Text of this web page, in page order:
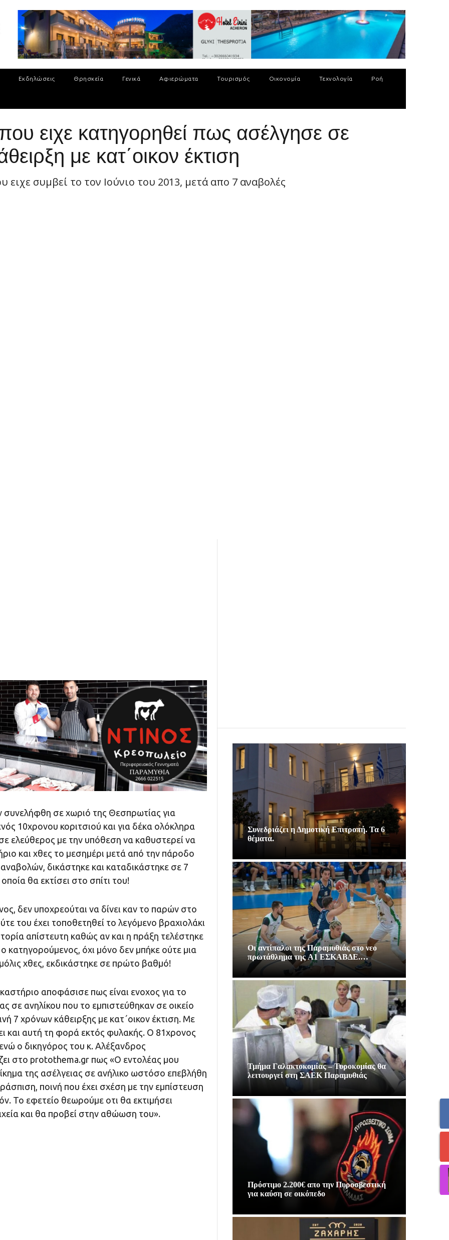
Εκδηλώσεις Θρησκεία Γενικά Αφιερώματα Τουρισμός Οικονομία Τεχνολογία Ροή
ειχε κατηγορηθεί πως ασέλγησε σε
με κατ΄οικον έκτιση
ειχε συμβεί το τον Ιούνιο του 2013, μετά απο 7 αναβολές
συνελήφθη σε χωριό της Θεσπρωτίας για
10χρονου κοριτσιού και για δέκα ολόκληρα
ελεύθερος με την υπόθεση να καθυστερεί να
και χθες το μεσημέρι μετά από την πάροδο
αναβολών, δικάστηκε και καταδικάστηκε σε 7
θα εκτίσει στο σπίτι του!
δεν υποχρεούται να δίνει καν το παρών στο
του έχει τοποθετηθεί το λεγόμενο βραχιολάκι
απίστευτη καθώς αν και η πράξη τελέστηκε
κατηγορούμενος, όχι μόνο δεν μπήκε ούτε μια
χθες, εκδικάστηκε σε πρώτο βαθμό!
αποφάσισε πως είναι ενοχος για το
σε ανηλίκου που το εμπιστεύθηκαν σε οικείο
7 χρόνων κάθειρξης με κατ΄οικον έκτιση. Με
και αυτή τη φορά εκτός φυλακής. Ο 81χρονος
ο δικηγόρος του κ. Αλέξανδρος
στο protothema.gr πως «Ο εντολέας μου
της ασέλγειας σε ανήλικο ωστόσο επεβλήθη
ποινή που έχει σχέση με την εμπίστευση
Το εφετείο θεωρούμε οτι θα εκτιμήσει
και θα προβεί στην αθώωση του».
Συνεδριάζει η Δημοτική Επιτροπή. Τα 6
θέματα.
Οι αντίπαλοι της Παραμυθιάς στο νεο
πρωτάθλημα της A1 ΕΣΚΑΒΔΕ.…
Τμήμα Γαλακτοκομίας – Τυροκομίας θα
λειτουργεί στη ΣΑΕΚ Παραμυθιάς
Πρόστιμο 2.200€ απο την Πυροσβεστική
για καύση σε οικόπεδο